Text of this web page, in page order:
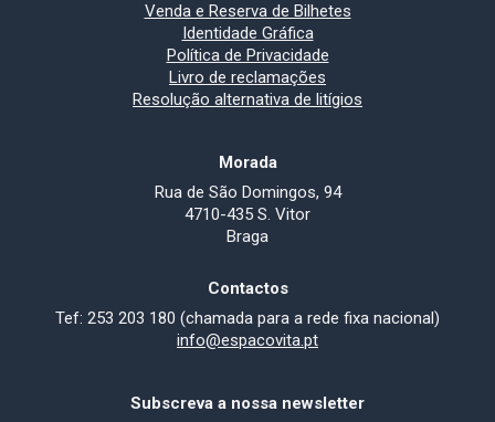
Venda e Reserva de Bilhetes
Identidade Gráfica
Política de Privacidade
Livro de reclamações
Resolução alternativa de litígios
Morada
Rua de São Domingos, 94
4710-435 S. Vitor
Braga
Contactos
Tef: 253 203 180 (chamada para a rede fixa nacional)
info@espacovita.pt
Subscreva a nossa newsletter